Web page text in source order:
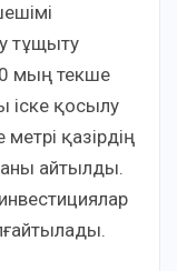
тұщыту
мың текше
іске қосылу
қазірдің
айтылды.